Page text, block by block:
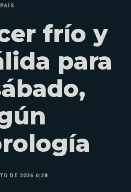
PAÍS
frío y
para
DE 2026 6:28